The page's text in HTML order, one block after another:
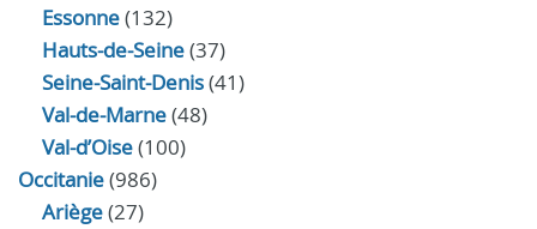
Essonne(132)
Hauts-de-Seine(37)
Seine-Saint-Denis(41)
Val-de-Marne(48)
Val-d’Oise(100)
Occitanie(986)
Ariège(27)